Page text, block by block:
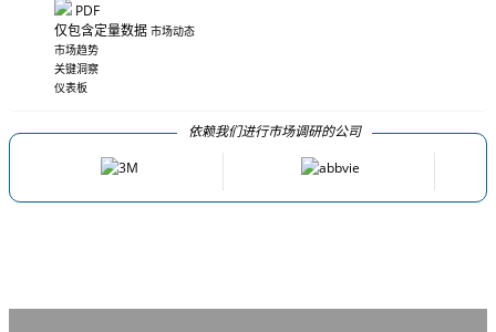
PDF
仅包含定量数据 市场动态
市场趋势
关键洞察
仪表板
依赖我们进行市场调研的公司